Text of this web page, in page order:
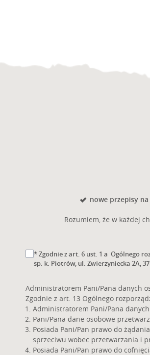
nowe przepisy
Rozumiem, że w każdej
* Zgodnie z art. 6 ust. 1 a Ogólnego
sp. k. Piotrów, ul. Zwierzyniecka 2A,
Administratorem Pani/Pana danych
Zgodnie z art. 13 Ogólnego
Administratorem Pani/Pana
Pani/Pana dane osobowe
Posiada Pani/Pan prawo do
sprzeciwu wobec przetwarzania i
Posiada Pani/Pan prawo do